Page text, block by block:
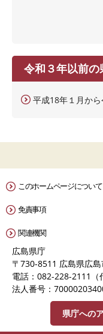
令和３年以前の
平成18年１月か
このホームページについて
免責事項
関連機関
広島県庁
〒730-8511 広島県広
電話：082-228-2111（
法人番号：
県庁への